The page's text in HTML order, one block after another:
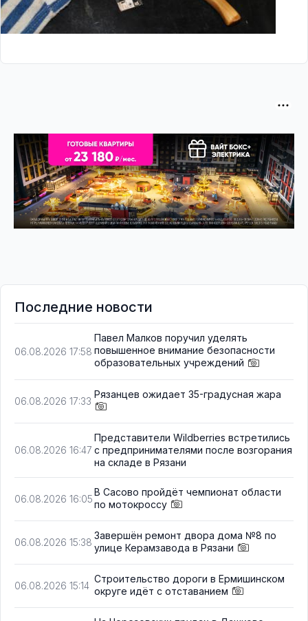
Последние новости
06.08.2026 17:58
Павел Малков поручил уделять
повышенное внимание безопасности
образовательных учреждений
06.08.2026 17:33
Рязанцев ожидает 35-градусная жара
06.08.2026 16:47
Представители Wildberries встретились
с предпринимателями после возгорания
на складе в Рязани
06.08.2026 16:05
В Сасово пройдёт чемпионат области
по мотокроссу
06.08.2026 15:38
Завершён ремонт двора дома №8 по
улице Керамзавода в Рязани
06.08.2026 15:14
Строительство дороги в Ермишинском
округе идёт с отставанием